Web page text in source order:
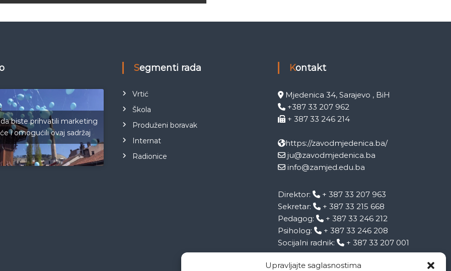
Upravljajte saglasnostima
biste prihvatili marketing
i omogućili ovaj sadržaj
Segmenti rada
Vrtić
Škola
Produženi boravak
Internat
Radionice
Kontakt
Mjedenica 34, Sarajevo , BiH
+387 33 207 962
+ 387 33 246 214
https://zavodmjedenica.ba/
ju@zavodmjedenica.ba
info@zamjed.edu.ba
Direktor:
+ 387 33 207 963
Sekretar:
+ 387 33 215 668
Pedagog:
+ 387 33 246 212
Psiholog:
+ 387 33 246 208
Socijalni radnik:
+ 387 33 207 001